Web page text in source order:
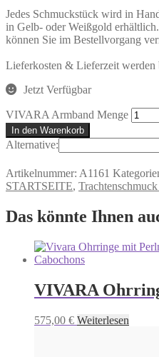
Jedes Schmuckstück wird in
in Gelb- oder Weißgold
können Sie im Bestellvorgang
Lieferkosten & Lieferzeit werden
Jetzt Verfügbar
VIVARA Armband Menge
In den Warenkorb
Alternative:
Artikelnummer: A1161
STARTSEITE,
Das könnte Ihnen
VIVARA
575,00 € Weiterlesen